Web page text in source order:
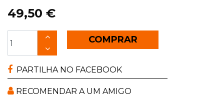
49,50 €
COMPRAR
PARTILHA NO FACEBOOK
RECOMENDAR A UM AMIGO